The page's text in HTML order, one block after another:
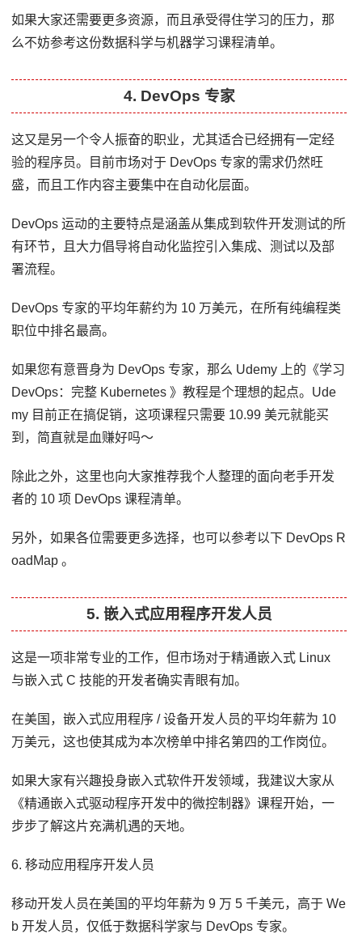
如果大家还需要更多资源，而且承受得住学习的压力，那
么不妨参考这份数据科学与机器学习课程清单。
4. DevOps 专家
这又是另一个令人振奋的职业，尤其适合已经拥有一定经
验的程序员。目前市场对于 DevOps 专家的需求仍然旺
盛，而且工作内容主要集中在自动化层面。
DevOps 运动的主要特点是涵盖从集成到软件开发测试的所
有环节，且大力倡导将自动化监控引入集成、测试以及部
署流程。
DevOps 专家的平均年薪约为 10 万美元，在所有纯编程类
职位中排名最高。
如果您有意晋身为 DevOps 专家，那么 Udemy 上的《学习
DevOps：完整 Kubernetes 》教程是个理想的起点。Ude
my 目前正在搞促销，这项课程只需要 10.99 美元就能买
到，简直就是血赚好吗～
除此之外，这里也向大家推荐我个人整理的面向老手开发
者的 10 项 DevOps 课程清单。
另外，如果各位需要更多选择，也可以参考以下 DevOps R
oadMap 。
5. 嵌入式应用程序开发人员
这是一项非常专业的工作，但市场对于精通嵌入式 Linux
与嵌入式 C 技能的开发者确实青眼有加。
在美国，嵌入式应用程序 / 设备开发人员的平均年薪为 10
万美元，这也使其成为本次榜单中排名第四的工作岗位。
如果大家有兴趣投身嵌入式软件开发领域，我建议大家从
《精通嵌入式驱动程序开发中的微控制器》课程开始，一
步步了解这片充满机遇的天地。
6. 移动应用程序开发人员
移动开发人员在美国的平均年薪为 9 万 5 千美元，高于 We
b 开发人员，仅低于数据科学家与 DevOps 专家。